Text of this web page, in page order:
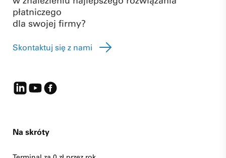
płatniczego
dla swojej firmy?
Skontaktuj się z nami
Na skróty